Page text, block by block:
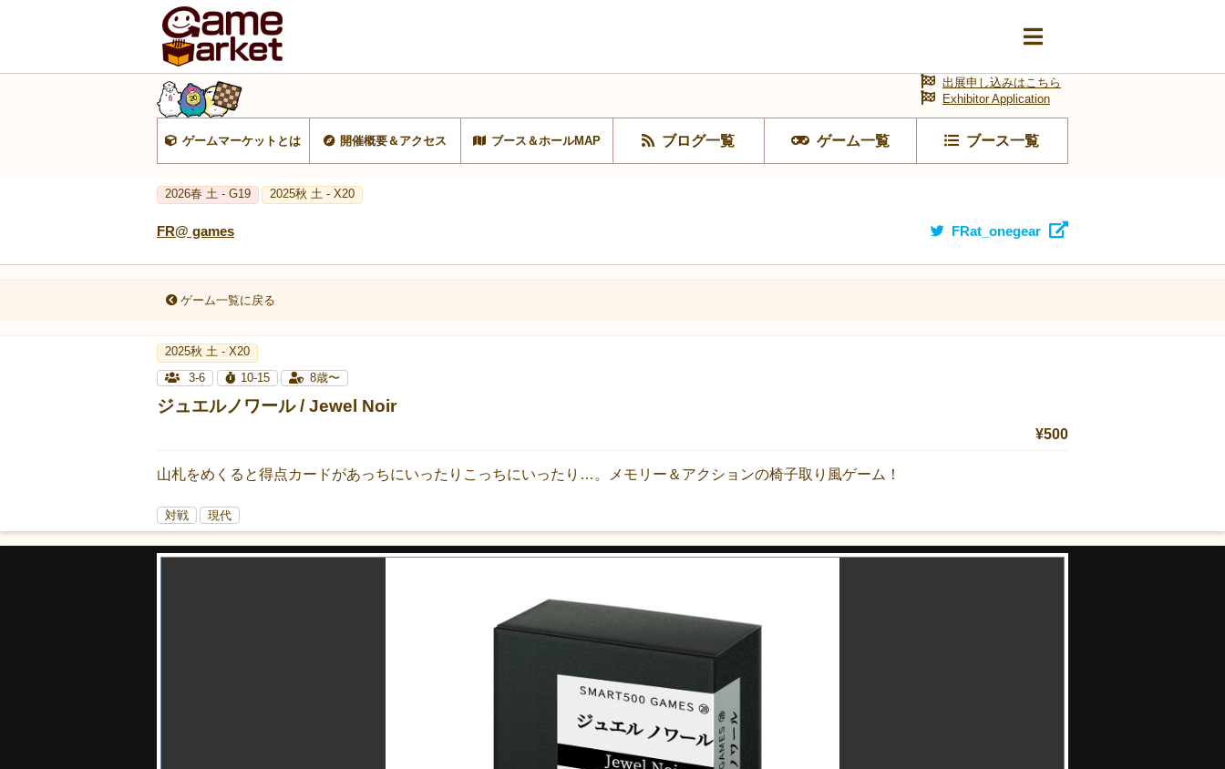
ゲームマーケットとは 開催概要＆アクセス ブース＆ホールMAP ブログ一覧 ゲーム一覧 ブース一覧
出展申し込みはこちら
Exhibitor Application
2026春 土 - G19 2025秋 土 - X20
FR@ games FRat_onegear
ゲーム一覧に戻る
2025秋 土 - X20
3-6
10-15 8歳〜
ジュエルノワール / Jewel Noir
¥500
山札をめくると得点カードがあっちにいったりこっちにいったり…。メモリー＆アクションの椅子取り風ゲーム！
対戦 現代